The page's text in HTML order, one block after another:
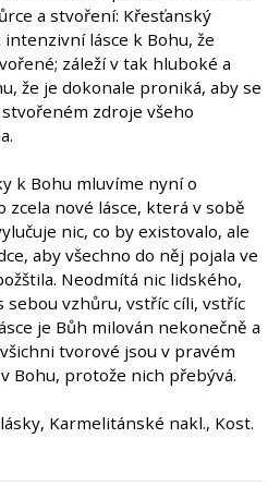
a stvoření: Křesťanský
lásce k Bohu, že
záleží v tak hluboké a
že je dokonale proniká, aby se
zdroje všeho
k Bohu mluvíme nyní o
zcela nové lásce, která v sobě
nic, co by existovalo, ale
aby všechno do něj pojala ve
Neodmítá nic lidského,
sebou vzhůru, vstříc cíli, vstříc
je Bůh milován nekonečně a
tvorové jsou v pravém
Bohu, protože nich přebývá.
Karmelitánské nakl., Kost.